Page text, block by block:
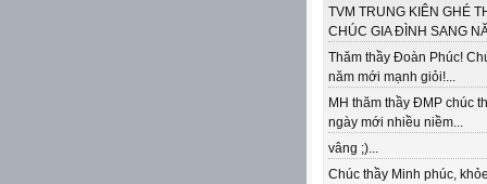
TVM TRUNG KIÊN GHÉ
CHÚC GIA ĐÌNH SANG
Thăm thầy Đoàn Phúc!
năm mới mạnh giỏi!...
MH thăm thầy ĐMP chúc
ngày mới nhiều niềm...
vâng ;)...
Chúc thầy Minh phúc,